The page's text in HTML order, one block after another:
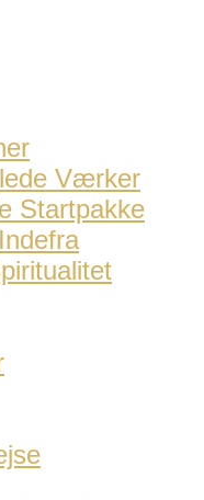
Værker
Startpakke